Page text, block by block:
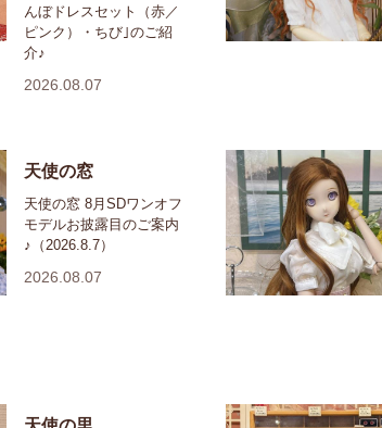
んぼドレスセット（赤／
ピンク）・ちび｣のご紹
介♪
2026.08.07
天使の窓
天使の窓 8月SDワンオフ
モデルお披露目のご案内
♪（2026.8.7）
2026.08.07